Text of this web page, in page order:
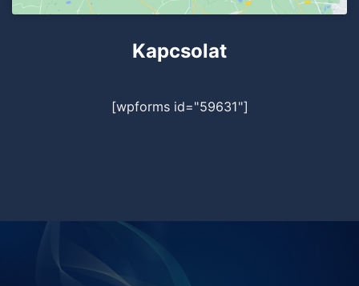
Kapcsolat
[wpforms id="59631"]